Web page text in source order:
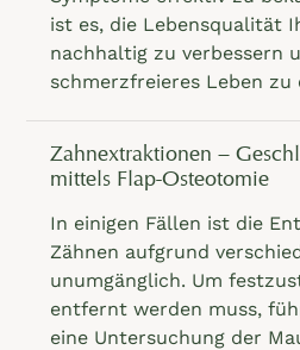
ist es, die Lebensqualität
nachhaltig zu verbessern
schmerzfreieres Leben zu
Zahnextraktionen –
mittels Flap-Osteotomie
In einigen Fällen ist die
Zähnen aufgrund
unumgänglich. Um
entfernt werden muss,
eine Untersuchung der